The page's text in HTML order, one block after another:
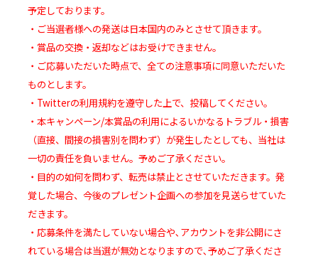
予定しております。
・ご当選者様への発送は日本国内のみとさせて頂きます。
・賞品の交換・返却などはお受けできません。
・ご応募いただいた時点で、全ての注意事項に同意いただいた
ものとします。
・Twitterの利用規約を遵守した上で、投稿してください。
・本キャンペーン/本賞品の利用によるいかなるトラブル・損害
（直接、間接の損害別を問わず）が発生したとしても、当社は
一切の責任を負いません。予めご了承ください。
・目的の如何を問わず、転売は禁止とさせていただきます。発
覚した場合、今後のプレゼント企画への参加を見送らせていた
だきます。
・応募条件を満たしていない場合や､アカウントを非公開にさ
れている場合は当選が無効となりますので､予めご了承くださ